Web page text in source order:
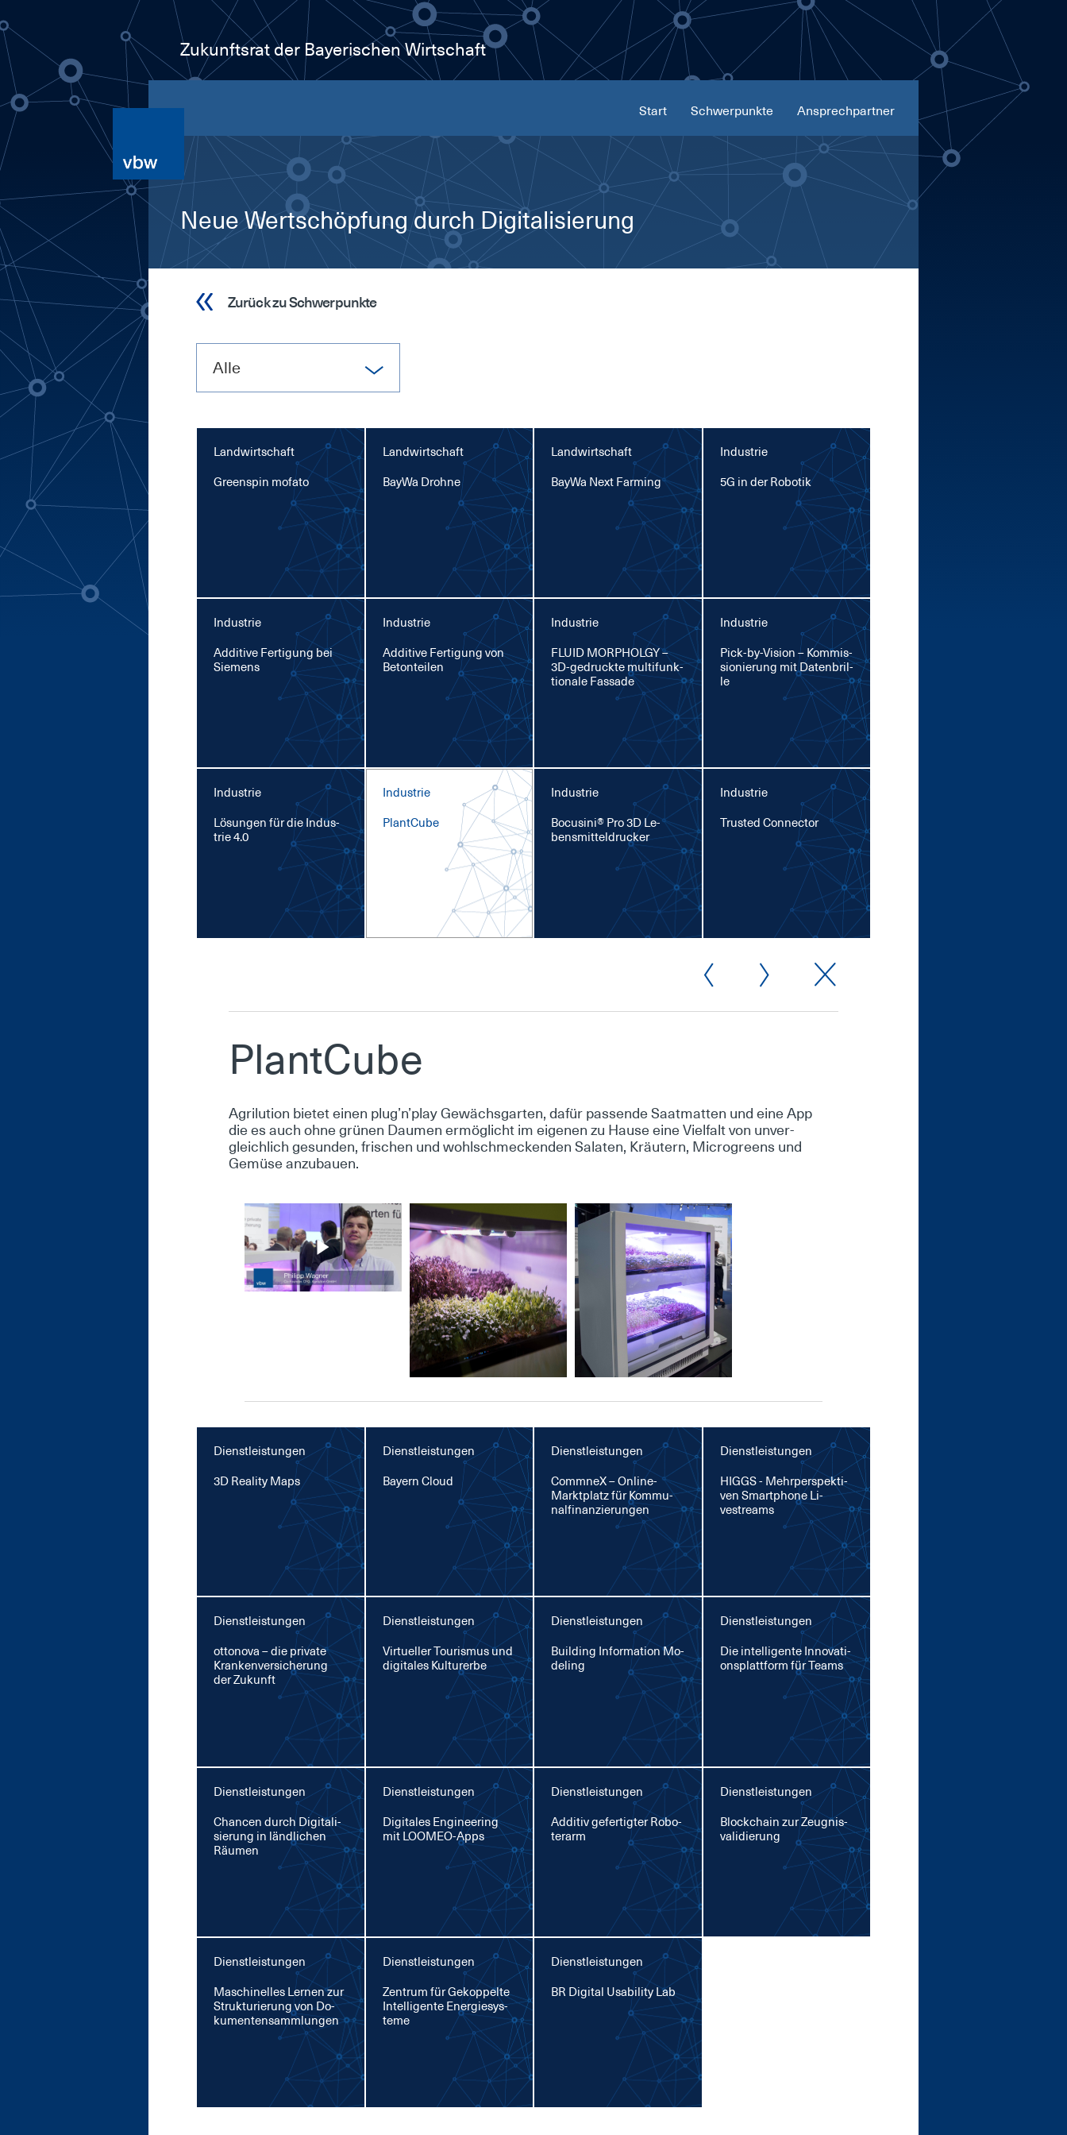
Zukunftsrat der Bayerischen Wirtschaft
Ansprechpartner
Schwerpunkte
Start
Neue Wertschöpfung durch Digitalisierung
Zurück zu Schwerpunkte
Alle
Landwirtschaft
Green­spin mo­f­a­to
Landwirtschaft
Bay­Wa Droh­ne
Landwirtschaft
Bay­Wa Next Far­ming
Industrie
5G in der Ro­bo­tik
Industrie
Ad­di­ti­ve Fer­ti­gung bei
Sie­mens
Industrie
Ad­di­ti­ve Fer­ti­gung von
Be­ton­tei­len
Industrie
FLU­ID MOR­PHOL­GY –
3D-ge­druck­te mul­ti­funk­
tio­na­le Fas­sa­de
Industrie
Pick-by-Vi­si­on – Kom­mis­
sio­nie­rung mit Da­ten­bril­
le
Industrie
Lö­sun­gen für die In­dus­
trie 4.0
Industrie
Plant­Cu­be
Industrie
Bo­cu­si­ni® Pro 3D Le­
bens­mit­tel­dru­cker
Industrie
Trusted Con­nec­tor
Plant­Cu­be
Agri­lu­ti­on bie­tet ei­nen plug’n’play Ge­wächs­gar­ten, da­für pas­sen­de Sa­at­mat­ten und ei­ne App
die es auch oh­ne grü­nen Dau­men er­mög­licht im ei­ge­nen zu Hau­se ei­ne Viel­falt von un­ver­
gleich­lich ge­sun­den, fri­schen und wohl­schme­cken­den Sa­la­ten, Kräu­tern, Mi­cro­greens und
Ge­mü­se an­zu­bau­en.
Dienstleistungen
3D Rea­li­ty Maps
Dienstleistungen
Bay­ern Cloud
Dienstleistungen
Comm­neX – On­line-
Markt­platz für Kom­mu­
nal­fi­nan­zie­run­gen
Dienstleistungen
HIGGS - Mehr­per­spek­ti­
ven Smart­pho­ne Li­
vestreams
Dienstleistungen
ot­to­no­va – die pri­va­te
Kran­ken­ver­si­che­rung
der Zu­kunft
Dienstleistungen
Vir­tu­el­ler Tou­ris­mus und
di­gi­ta­les Kul­tur­er­be
Dienstleistungen
Buil­ding In­for­ma­ti­on Mo­
de­ling
Dienstleistungen
Die in­tel­li­gen­te In­no­va­ti­
ons­platt­form für Teams
Dienstleistungen
Chan­cen durch Di­gi­ta­li­
sie­rung in länd­li­chen
Räu­men
Dienstleistungen
Di­gi­ta­les En­gi­nee­ring
mit LOO­MEO-Apps
Dienstleistungen
Ad­di­tiv ge­fer­tig­ter Ro­bo­
ter­arm
Dienstleistungen
Block­chain zur Zeug­nis­
va­li­die­rung
Dienstleistungen
Ma­schi­nel­les Ler­nen zur
Struk­tu­rie­rung von Do­
ku­men­ten­­samm­lun­gen
Dienstleistungen
Zen­trum für Ge­kop­pel­te
In­tel­li­gen­te En­er­gie­sys­
te­me
Dienstleistungen
BR Di­gi­tal Usa­bi­li­ty Lab